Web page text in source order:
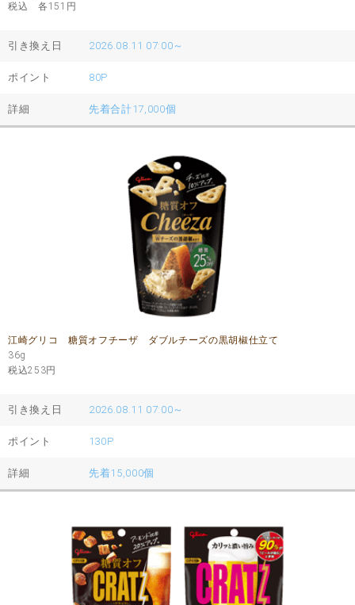
税込 各151 円
引き換え日 2026.08.11 07:00～
ポイント 80P
詳細 先着合計17,000個
江崎グリコ 糖質オフチーザ ダブルチーズの黒胡椒仕立て
36g
税込253円
引き換え日 2026.08.11 07:00～
ポイント 130P
詳細 先着15,000個